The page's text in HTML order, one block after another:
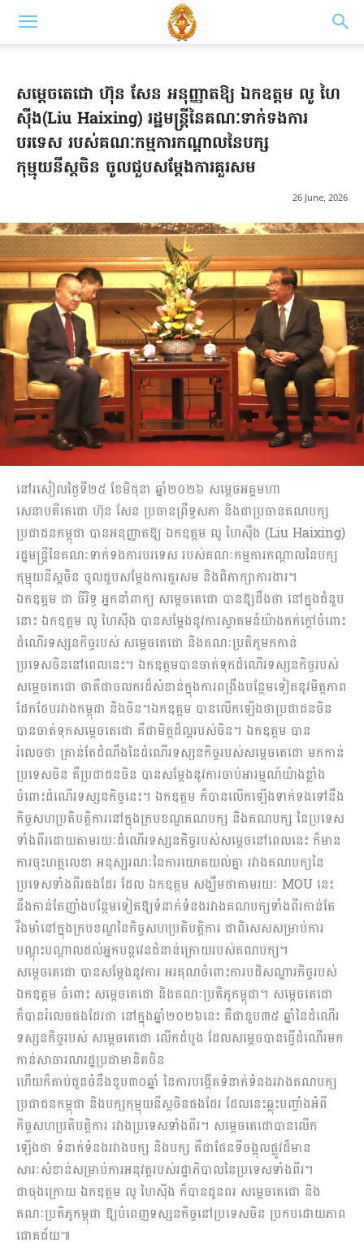
សម្តេចតេជោ ហ៊ុន សែន អនុញ្ញាតឱ្យ ឯកឧត្តម លូ ហៃ
ស៊ីង(Liu Haixing) រដ្ឋមន្ត្រីនៃគណៈទាក់ទងការ
បរទេស របស់គណៈកម្មការកណ្តាលនៃបក្ស
កុម្មុយនីស្តចិន ចូលជួបសម្តែងការគួរសម
26 June, 2026
នៅរសៀលថ្ងៃទី២៥ ខែមិថុនា ឆ្នាំ២០២៦ សម្តេចអគ្គមហា
សេនាបតីតេជោ ហ៊ុន សែន ប្រធានព្រឹទ្ធសភា និងជាប្រធានគណបក្ស
ប្រជាជនកម្ពុជា បានអនុញ្ញាតឱ្យ ឯកឧត្តម លូ ហៃស៊ីង (Liu Haixing)
រដ្ឋមន្ត្រីនៃគណៈទាក់ទងការបរទេស របស់គណៈកម្មការកណ្តាលនៃបក្ស
កុម្មុយនីស្តចិន ចូលជួបសម្តែងការគួរសម និងពិភាក្សាការងារ។
ឯកឧត្តម ជា ធីរិទ្ធ អ្នកនាំពាក្យ សម្ដេចតេជោ បានឱ្យដឹងថា នៅក្នុងជំនួប
នោះ ឯកឧត្តម លូ ហៃស៊ីង បានសម្ដែងនូវការស្វាគមន៍យ៉ាងកក់ក្តៅចំពោះ
ដំណើរទស្សនកិច្ចរបស់ សម្ដេចតេជោ និងគណៈប្រតិភូមកកាន់
ប្រទេសចិននៅពេលនេះ។ ឯកឧត្តមបានចាត់ទុកដំណើរទស្សនកិច្ចរបស់
សម្ដេចតេជោ ថាគឺជាចលករដ៏សំខាន់ក្នុងការពង្រឹងបន្ថែមទៀតនូវមិត្តភាព
ដែកថែបរវាងកម្ពុជា និងចិន។ឯកឧត្តម បានលើកឡើងថាប្រជាជនចិន
បានចាត់ទុកសម្ដេចតេជោ គឺជាមិត្តដ៏ល្អរបស់ចិន។ ឯកឧត្តម បាន
រំលេចថា គ្រាន់តែដំណឹងនៃដំណើរទស្សនកិច្ចរបស់សម្ដេចតេជោ មកកាន់
ប្រទេសចិន គឺប្រជាជនចិន បានសម្ដែងនូវការចាប់អារម្មណ៍យ៉ាងខ្លាំង
ចំពោះដំណើរទស្សនកិច្ចនេះ។ ឯកឧត្តម ក៏បានលើកឡើងទាក់ទងទៅនឹង
កិច្ចសហប្រតិបត្តិការនៅក្នុងក្របខណ្ឌគណបក្ស និងគណបក្ស នៃប្រទេស
ទាំងពីរដោយតាមរយៈដំណើរទស្សនកិច្ចរបស់សម្ដេចនៅពេលនេះ ក៏មាន
ការចុះហត្ថលេខា អនុស្សរណៈនៃការយោគយល់គ្នា រវាងគណបក្សនៃ
ប្រទេសទាំងពីរផងដែរ ដែល ឯកឧត្តម សង្ឃឹមថាតាមរយៈ MOU នេះ
នឹងកាន់តែញាំងបន្ថែមទៀតឱ្យទំនាក់ទំនងរវាងគណបក្សទាំងពីរកាន់តែ
រឹងមាំនៅក្នុងក្របខណ្ឌនៃកិច្ចសហប្រតិបត្តិការ ជាពិសេសសម្រាប់ការ
បណ្ដុះបណ្ដាលដល់អ្នកបន្តវេនជំនាន់ក្រោយរបស់គណបក្ស។
សម្ដេចតេជោ បានសម្ដែងនូវការ អរគុណចំពោះការបដិសណ្ឋារកិច្ចរបស់
ឯកឧត្តម ចំពោះ សម្ដេចតេជោ និងគណៈប្រតិភូកម្ពុជា។ សម្ដេចតេជោ
ក៏បានរំលេចផងដែរថា នៅក្នុងឆ្នាំ២០២៦នេះ គឺជាខួប៣៥ ឆ្នាំនៃដំណើរ
ទស្សនកិច្ចរបស់ សម្ដេចតេជោ លើកដំបូង ដែលសម្ដេចបានធ្វើដំណើរមក
កាន់សាធារណរដ្ឋប្រជាមានិតចិន
ហើយក៏គាប់ជួនចំនឹងខួប៣០ឆ្នាំ នៃការបង្កើតទំនាក់ទំនងរវាងគណបក្ស
ប្រជាជនកម្ពុជា និងបក្សកុម្មុយនីស្តចិនផងដែរ ដែលនេះឆ្លុះបញ្ចាំងអំពី
កិច្ចសហប្រតិបត្តិការ រវាងប្រទេសទាំងពីរ។ សម្ដេចតេជោបានលើក
ឡើងថា ទំនាក់ទំនងរវាងបក្ស និងបក្ស គឺជាផែនទីចង្អុលផ្លូវដ៏មាន
សារៈសំខាន់សម្រាប់ការអនុវត្តរបស់រដ្ឋាភិបាលនៃប្រទេសទាំងពីរ។
ជាចុងក្រោយ ឯកឧត្តម លូ ហៃស៊ីង ក៏បានជូនពរ សម្តេចតេជោ និង
គណៈប្រតិភូកម្ពុជា ឱ្យបំពេញទស្សនកិច្ចនៅប្រទេសចិន ប្រកបដោយភាព
ជោគជ័យ៕